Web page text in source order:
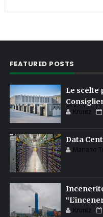
FEATURED POSTS
Le scelte
Kruntz
Data
Mariano
Kruntz